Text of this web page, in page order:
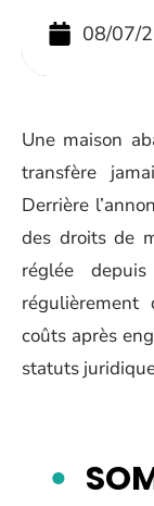
08/07/
Une maison
transfère
Derrière
des droits de
réglée
régulièrement
coûts après
statuts